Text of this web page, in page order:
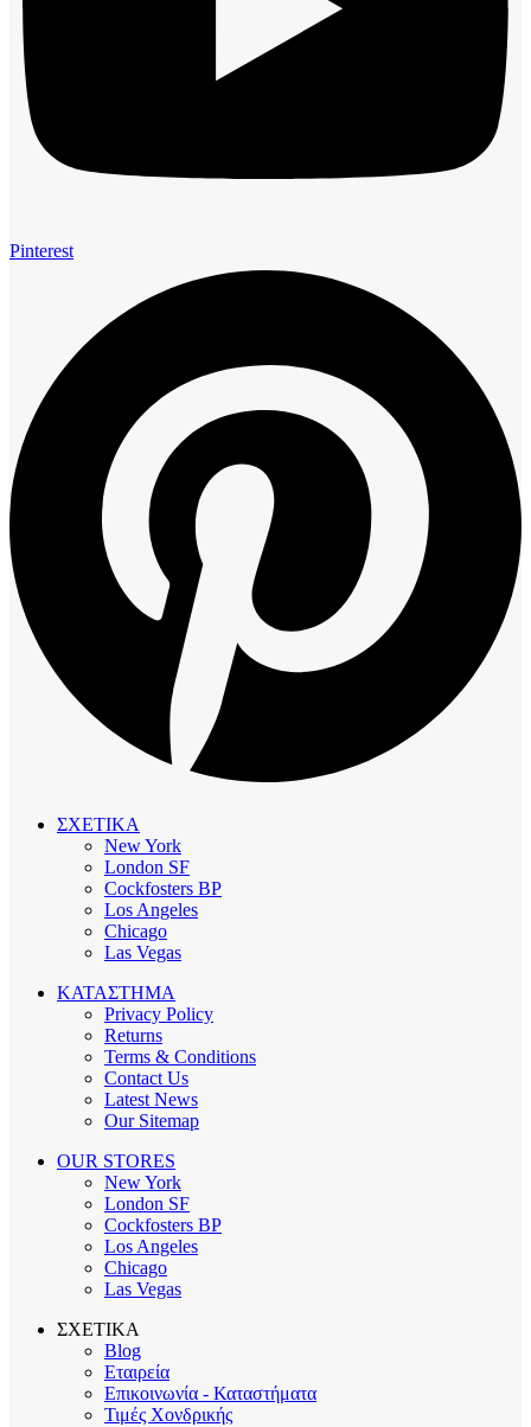
Pinterest
ΣΧΕΤΙΚΑ
New York
London SF
Cockfosters BP
Los Angeles
Chicago
Las Vegas
ΚΑΤΑΣΤΗΜΑ
Privacy Policy
Returns
Terms & Conditions
Contact Us
Latest News
Our Sitemap
OUR STORES
New York
London SF
Cockfosters BP
Los Angeles
Chicago
Las Vegas
ΣΧΕΤΙΚΑ
Blog
Εταιρεία
Επικοινωνία - Καταστήματα
Τιμές Χονδρικής